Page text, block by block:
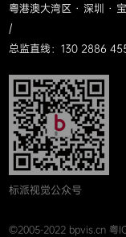
粤港澳大湾区 · 深圳 ·
/
总监直线：130 2886
标派视觉公众号
©2005-2022 bpvis.cn 粤